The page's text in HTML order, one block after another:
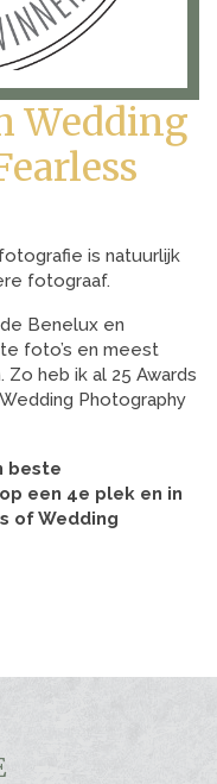
Wedding
is natuurlijk
fotograaf.
Benelux en
foto’s en meest
Zo heb ik al 25 Awards
Photography
beste
een 4e plek en in
of Wedding